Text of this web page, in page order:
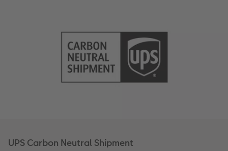
UPS Carbon Neutral Shipment